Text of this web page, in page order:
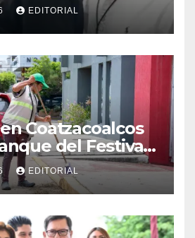
EDITORIAL
Coatzacoalcos
del Festival
EDITORIAL